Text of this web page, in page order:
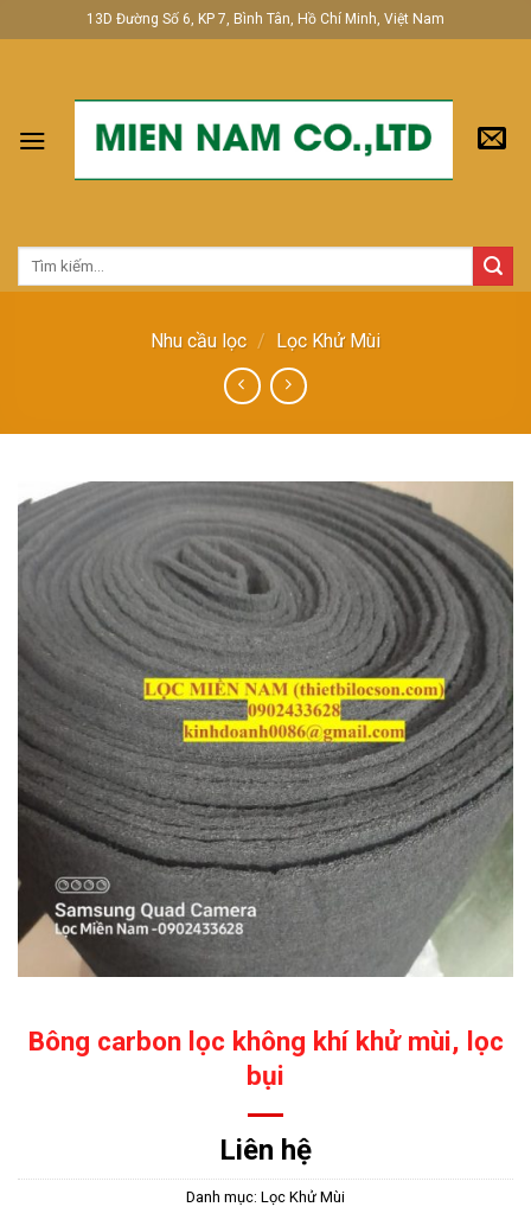
to
13D Đường Số 6, KP 7, Bình Tân, Hồ Chí Minh, Việt Nam
Tìm
Nhu cầu lọc / Lọc Khử Mùi
Bông carbon lọc không khí khử mùi, lọc
bụi
Liên hệ
Danh mục: Lọc Khử Mùi